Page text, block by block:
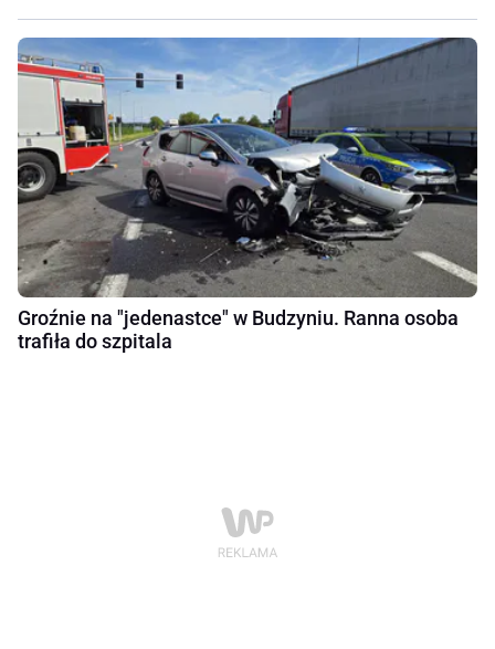
Groźnie na "jedenastce" w Budzyniu. Ranna osoba
trafiła do szpitala